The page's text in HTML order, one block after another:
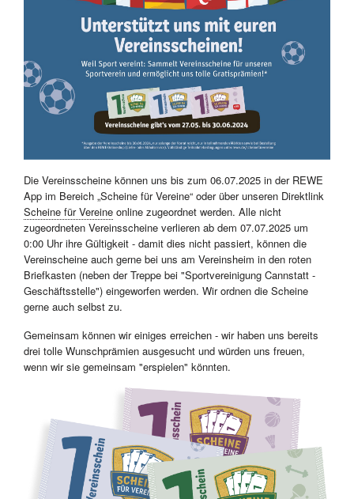
Die Vereinsscheine können uns bis zum 06.07.2025 in der REWE
App im Bereich „Scheine für Vereine“ oder über unseren Direktlink
Scheine für Vereineonline zugeordnet werden. Alle nicht
zugeordneten Vereinsscheine verlieren ab dem 07.07.2025 um
0:00 Uhr ihre Gültigkeit - damit dies nicht passiert, können die
Vereinscheine auch gerne bei uns am Vereinsheim in den roten
Briefkasten (neben der Treppe bei "Sportvereinigung Cannstatt -
Geschäftsstelle") eingeworfen werden. Wir ordnen die Scheine
gerne auch selbst zu.
Gemeinsam können wir einiges erreichen - wir haben uns bereits
drei tolle Wunschprämien ausgesucht und würden uns freuen,
wenn wir sie gemeinsam "erspielen" könnten.